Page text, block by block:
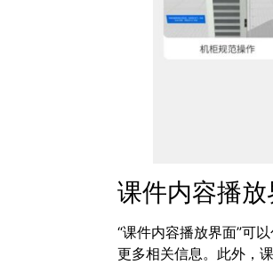
课件内容播放
“课件内容播放界面”可
更多相关信息。此外，